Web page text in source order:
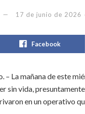
17 de junio de 2026
Facebook
– La mañana de este
sin vida,
en un operativo